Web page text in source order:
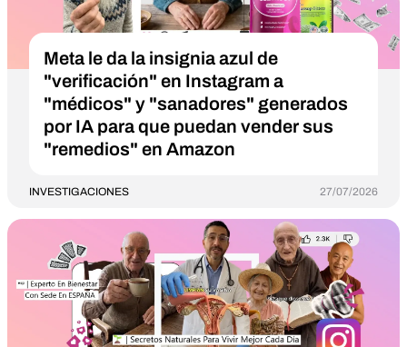
Meta le da la insignia azul de
"verificación" en Instagram a
"médicos" y "sanadores" generados
por IA para que puedan vender sus
"remedios" en Amazon
INVESTIGACIONES 27/07/2026